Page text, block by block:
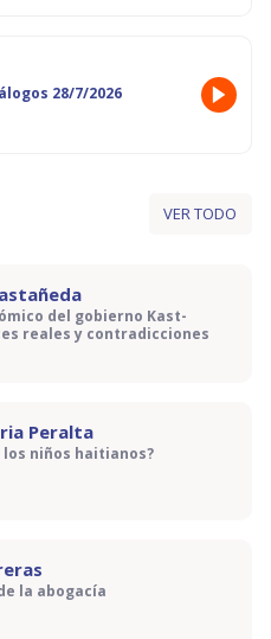
28/7/2026
VER TODO
del gobierno Kast-
reales y contradicciones
Peralta
los niños haitianos?
la abogacía